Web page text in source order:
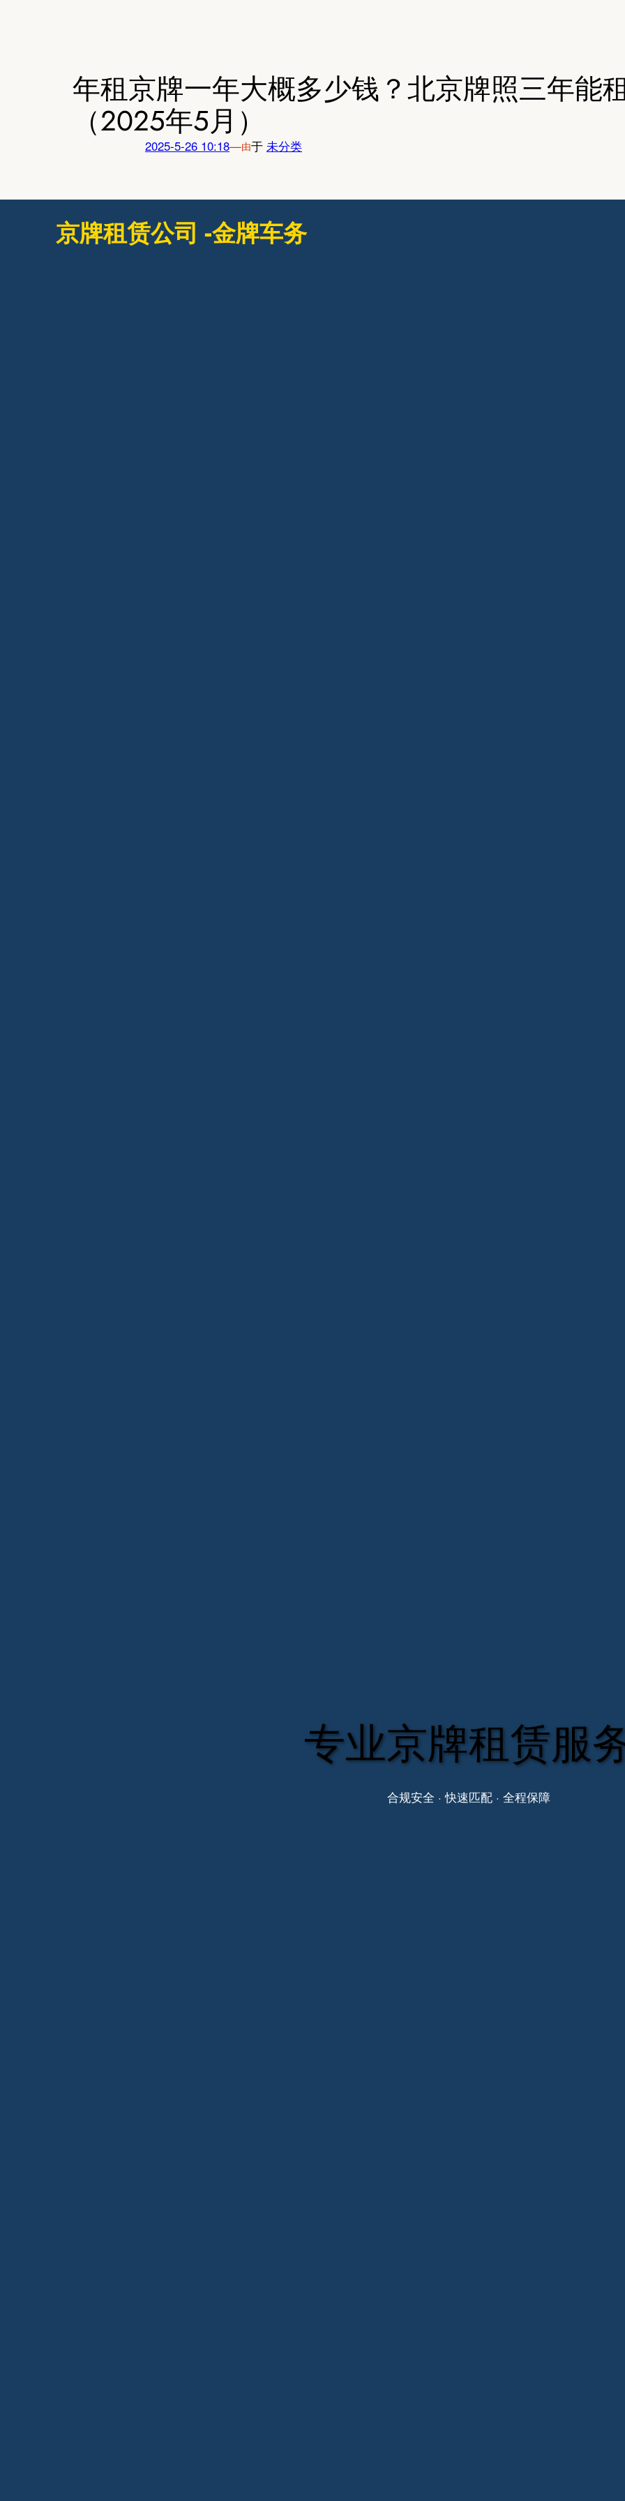
年租京牌一年大概多少钱？北京牌照三年能
（2025年5月）
2025-5-26 10:18—由于 未分类
京牌租赁公司 -金牌车务
专业京牌租赁服
合规安全 · 快速匹配 · 全程保障